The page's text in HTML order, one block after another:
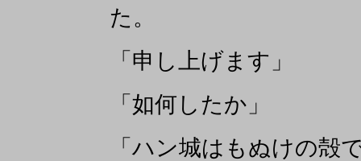
た。
「申し上げます」
「如何したか」
「ハン城はもぬけの